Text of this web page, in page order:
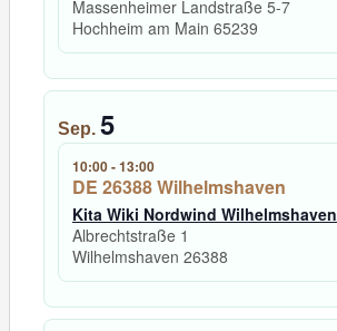
Massenheimer Landstraße 5-7
Hochheim am Main 65239
Sep. 5
10:00-13:00
DE 26388 Wilhelmshaven
Kita Wiki Nordwind Wilhelmshaven
Albrechtstraße 1
Wilhelmshaven 26388